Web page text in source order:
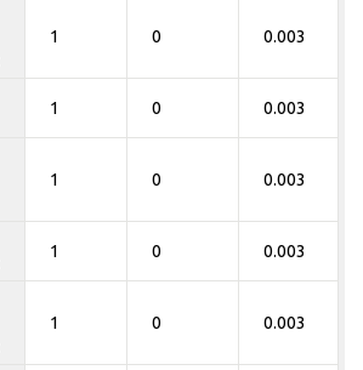
1 0 0.003
1 0 0.003
1 0 0.003
1 0 0.003
1 0 0.003